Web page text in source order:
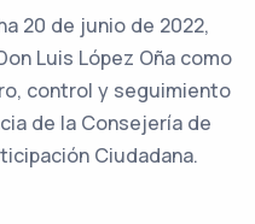
20 de junio de 2022,
Luis López Oña como
control y seguimiento
de la Consejería de
Ciudadana.